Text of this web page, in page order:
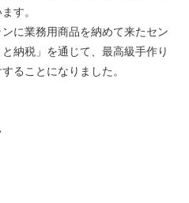
す。
に業務用商品を納めて来たセン
納税」を通じて、最高級手作り
ることになりました。